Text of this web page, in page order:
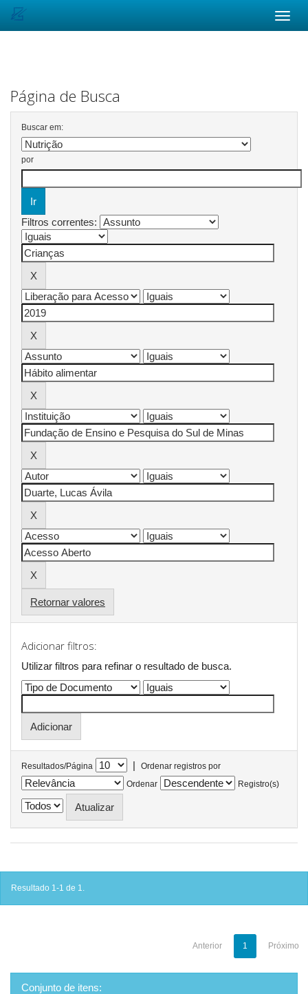
Página de Busca
Buscar em:
por
Filtros correntes:
Retornar valores
Adicionar filtros:
Utilizar filtros para refinar o resultado de busca.
Resultados/Página |
Ordenar registros por
Ordenar
Registro(s)
Resultado 1-1 de 1.
Anterior 1 Próximo
Conjunto de itens: